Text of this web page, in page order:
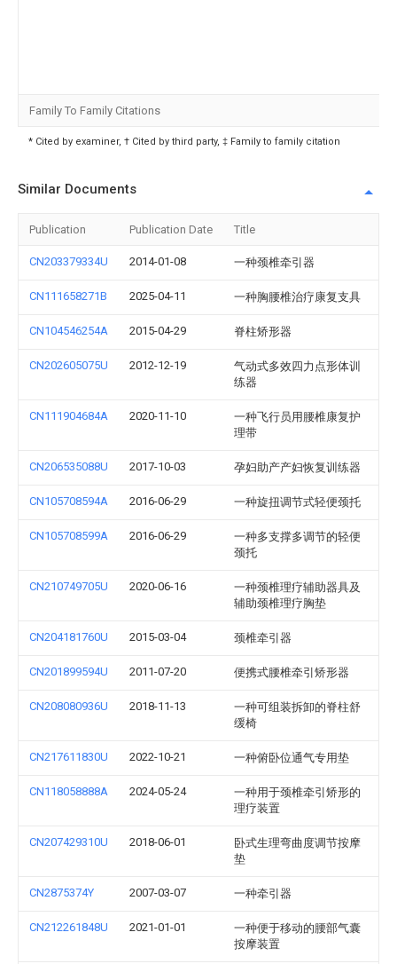
Family To Family Citations
* Cited by examiner, † Cited by third party, ‡ Family to family citation
Similar Documents
Publication Publication Date Title
CN203379334U 2014-01-08 一种颈椎牵引器
CN111658271B 2025-04-11 一种胸腰椎治疗康复支具
CN104546254A 2015-04-29 脊柱矫形器
CN202605075U 2012-12-19
气动式多效四力点形体训
练器
CN111904684A 2020-11-10
一种飞行员用腰椎康复护
理带
CN206535088U 2017-10-03 孕妇助产产妇恢复训练器
CN105708594A 2016-06-29 一种旋扭调节式轻便颈托
CN105708599A 2016-06-29
一种多支撑多调节的轻便
颈托
CN210749705U 2020-06-16
一种颈椎理疗辅助器具及
辅助颈椎理疗胸垫
CN204181760U 2015-03-04 颈椎牵引器
CN201899594U 2011-07-20 便携式腰椎牵引矫形器
CN208080936U 2018-11-13
一种可组装拆卸的脊柱舒
缓椅
CN217611830U 2022-10-21 一种俯卧位通气专用垫
CN118058888A 2024-05-24
一种用于颈椎牵引矫形的
理疗装置
CN207429310U 2018-06-01
卧式生理弯曲度调节按摩
垫
CN2875374Y 2007-03-07 一种牵引器
CN212261848U 2021-01-01
一种便于移动的腰部气囊
按摩装置